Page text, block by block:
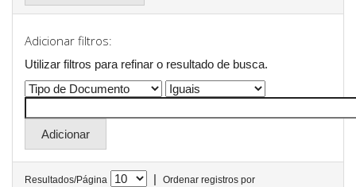
Adicionar filtros:
Utilizar filtros para refinar o resultado de busca.
Resultados/Página |
Ordenar registros por